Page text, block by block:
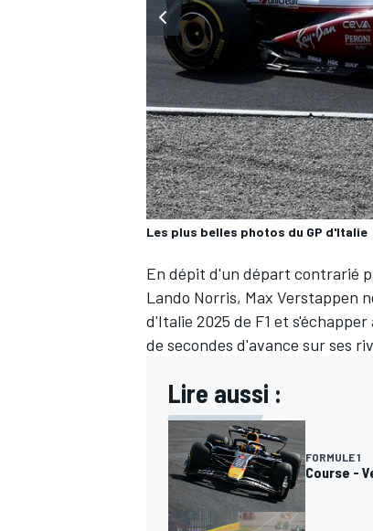
WRC
WEC
Les plus belles photos du GP d'Italie
En dépit d'un départ contrarié
Lando Norris, Max Verstappen
d'Italie 2025 de F1 et
de secondes d'avance sur ses
Lire aussi :
FORMULE 1
Course -